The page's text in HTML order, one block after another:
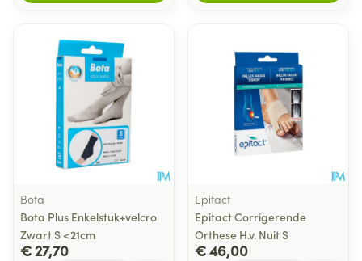
Bota
Bota Plus Enkelstuk+velcro
Zwart S <21cm
€ 27,70
Epitact
Epitact Corrigerende
Orthese H.v. Nuit S
€ 46,00